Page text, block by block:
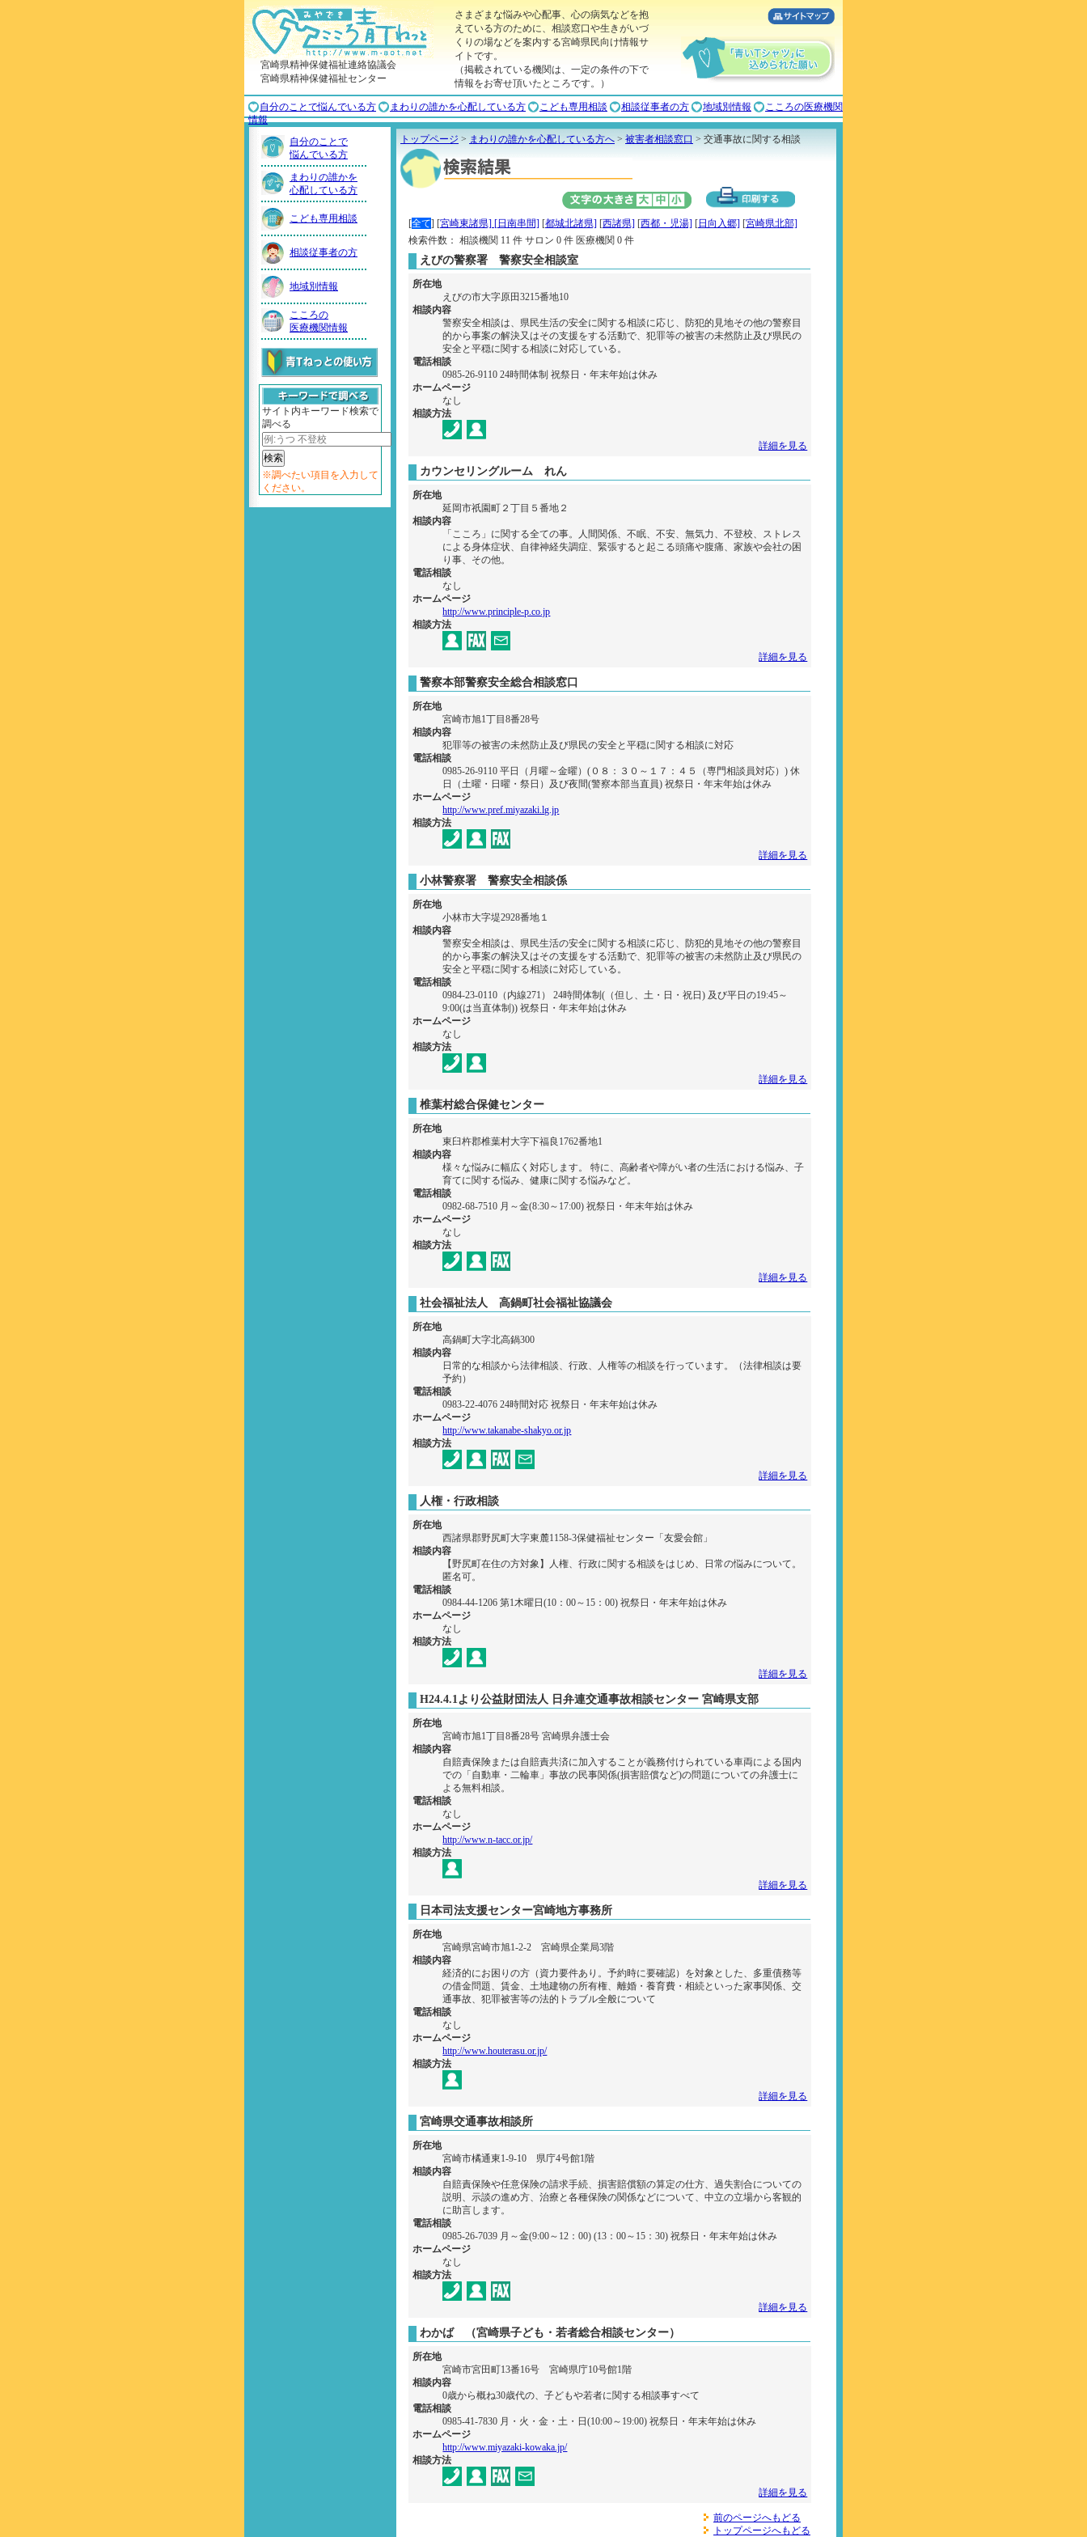
宮崎県精神保健福祉連絡協議会
宮崎県精神保健福祉センター
さまざまな悩みや心配事、心の病気などを抱
えている方のために、相談窓口や生きがいづ
くりの場などを案内する宮崎県民向け情報サ
イトです。
（掲載されている機関は、一定の条件の下で
情報をお寄せ頂いたところです。）
自分のことで悩んでいる方 まわりの誰かを心配している方 こども専用相談 相談従事者の方 地域別情報
こころの医療機関
情報
自分のことで
悩んでいる方
まわりの誰かを
心配している方
こども専用相談
相談従事者の方
地域別情報
こころの
医療機関情報
サイト内キーワード検索で
調べる
※調べたい項目を入力して
ください。
トップページ > まわりの誰かを心配している方へ > 被害者相談窓口 > 交通事故に関する相談
[全て] [宮崎東諸県] [日南串間] [都城北諸県] [西諸県] [西都・児湯] [日向入郷] [宮崎県北部]
検索件数： 相談機関 11 件 サロン 0 件 医療機関 0 件
えびの警察署 警察安全相談室
所在地
えびの市大字原田3215番地10
相談内容
警察安全相談は、県民生活の安全に関する相談に応じ、防犯的見地その他の警察目
的から事案の解決又はその支援をする活動で、犯罪等の被害の未然防止及び県民の
安全と平穏に関する相談に対応している。
電話相談
0985-26-9110 24時間体制 祝祭日・年末年始は休み
ホームページ
なし
相談方法
詳細を見る
カウンセリングルーム れん
所在地
延岡市祇園町２丁目５番地２
相談内容
「こころ」に関する全ての事。人間関係、不眠、不安、無気力、不登校、ストレス
による身体症状、自律神経失調症、緊張すると起こる頭痛や腹痛、家族や会社の困
り事、その他。
電話相談
なし
ホームページ
http://www.principle-p.co.jp
相談方法
詳細を見る
警察本部警察安全総合相談窓口
所在地
宮崎市旭1丁目8番28号
相談内容
犯罪等の被害の未然防止及び県民の安全と平穏に関する相談に対応
電話相談
0985-26-9110 平日（月曜～金曜）(０８：３０～１７：４５（専門相談員対応）) 休
日（土曜・日曜・祭日）及び夜間(警察本部当直員) 祝祭日・年末年始は休み
ホームページ
http://www.pref.miyazaki.lg.jp
相談方法
詳細を見る
小林警察署 警察安全相談係
所在地
小林市大字堤2928番地１
相談内容
警察安全相談は、県民生活の安全に関する相談に応じ、防犯的見地その他の警察目
的から事案の解決又はその支援をする活動で、犯罪等の被害の未然防止及び県民の
安全と平穏に関する相談に対応している。
電話相談
0984-23-0110（内線271） 24時間体制(（但し、土・日・祝日) 及び平日の19:45～
9:00(は当直体制)) 祝祭日・年末年始は休み
ホームページ
なし
相談方法
詳細を見る
椎葉村総合保健センター
所在地
東臼杵郡椎葉村大字下福良1762番地1
相談内容
様々な悩みに幅広く対応します。 特に、高齢者や障がい者の生活における悩み、子
育てに関する悩み、健康に関する悩みなど。
電話相談
0982-68-7510 月～金(8:30～17:00) 祝祭日・年末年始は休み
ホームページ
なし
相談方法
詳細を見る
社会福祉法人 高鍋町社会福祉協議会
所在地
高鍋町大字北高鍋300
相談内容
日常的な相談から法律相談、行政、人権等の相談を行っています。（法律相談は要
予約）
電話相談
0983-22-4076 24時間対応 祝祭日・年末年始は休み
ホームページ
http://www.takanabe-shakyo.or.jp
相談方法
詳細を見る
人権・行政相談
所在地
西諸県郡野尻町大字東麓1158-3保健福祉センター「友愛会館」
相談内容
【野尻町在住の方対象】人権、行政に関する相談をはじめ、日常の悩みについて。
匿名可。
電話相談
0984-44-1206 第1木曜日(10：00～15：00) 祝祭日・年末年始は休み
ホームページ
なし
相談方法
詳細を見る
H24.4.1より公益財団法人 日弁連交通事故相談センター 宮崎県支部
所在地
宮崎市旭1丁目8番28号 宮崎県弁護士会
相談内容
自賠責保険または自賠責共済に加入することが義務付けられている車両による国内
での「自動車・二輪車」事故の民事関係(損害賠償など)の問題についての弁護士に
よる無料相談。
電話相談
なし
ホームページ
http://www.n-tacc.or.jp/
相談方法
詳細を見る
日本司法支援センター宮崎地方事務所
所在地
宮崎県宮崎市旭1-2-2 宮崎県企業局3階
相談内容
経済的にお困りの方（資力要件あり。予約時に要確認）を対象とした、多重債務等
の借金問題、賃金、土地建物の所有権、離婚・養育費・相続といった家事関係、交
通事故、犯罪被害等の法的トラブル全般について
電話相談
なし
ホームページ
http://www.houterasu.or.jp/
相談方法
詳細を見る
宮崎県交通事故相談所
所在地
宮崎市橘通東1-9-10 県庁4号館1階
相談内容
自賠責保険や任意保険の請求手続、損害賠償額の算定の仕方、過失割合についての
説明、示談の進め方、治療と各種保険の関係などについて、中立の立場から客観的
に助言します。
電話相談
0985-26-7039 月～金(9:00～12：00) (13：00～15：30) 祝祭日・年末年始は休み
ホームページ
なし
相談方法
詳細を見る
わかば （宮崎県子ども・若者総合相談センター）
所在地
宮崎市宮田町13番16号 宮崎県庁10号館1階
相談内容
0歳から概ね30歳代の、子どもや若者に関する相談事すべて
電話相談
0985-41-7830 月・火・金・土・日(10:00～19:00) 祝祭日・年末年始は休み
ホームページ
http://www.miyazaki-kowaka.jp/
相談方法
詳細を見る
前のページへもどる
トップページへもどる